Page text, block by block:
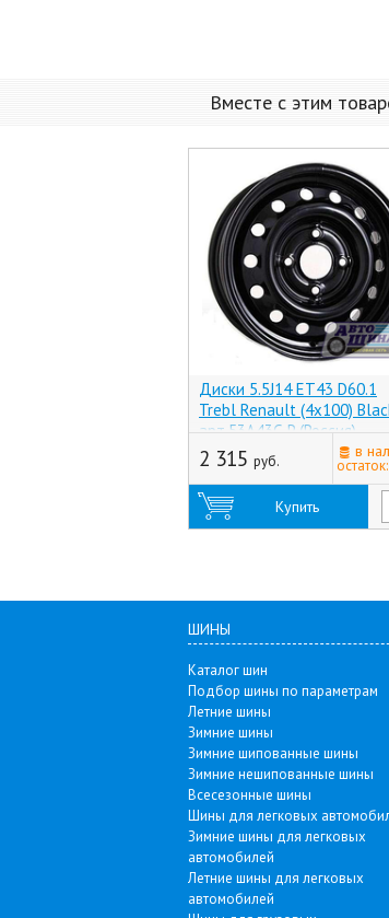
Вместе с этим
Диски 5.5J14 ET43 D60.1
Trebl Renault (4x100)
арт.53A43C-P (Россия)
2 315 руб.
в
остаток:
Купить
ШИНЫ
Каталог шин
Подбор шины по параметрам
Летние шины
Зимние шины
Зимние шипованные шины
Зимние нешипованные шины
Всесезонные шины
Шины для легковых
Зимние шины для легковых
автомобилей
Летние шины для легковых
автомобилей